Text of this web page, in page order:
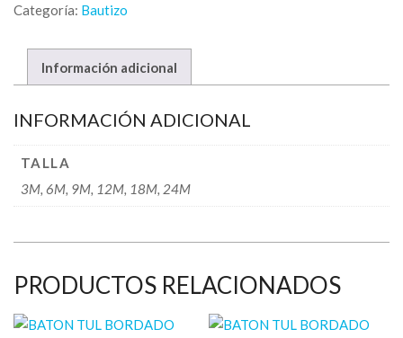
Categoría: Bautizo
Información adicional
INFORMACIÓN ADICIONAL
TALLA
3M, 6M, 9M, 12M, 18M, 24M
PRODUCTOS RELACIONADOS